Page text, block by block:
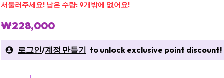
서둘러주세요! 남은 수량: 9개밖에 없어요!
₩228,000
로그인/계정 만들기 to unlock exclusive point discount!